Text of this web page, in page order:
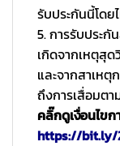
รับประกันนี้โดย
5. การรับประ
เกิดจากเหตุสุ
และจากสาเห
ถึงการเสื่อมตา
คลิ๊กดูเงื่อนไข
https://bit.ly/